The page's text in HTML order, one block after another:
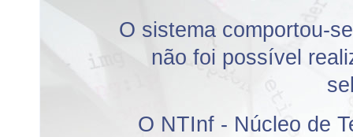
O sistema comportou-
não foi possível
O NTInf - Núcleo de